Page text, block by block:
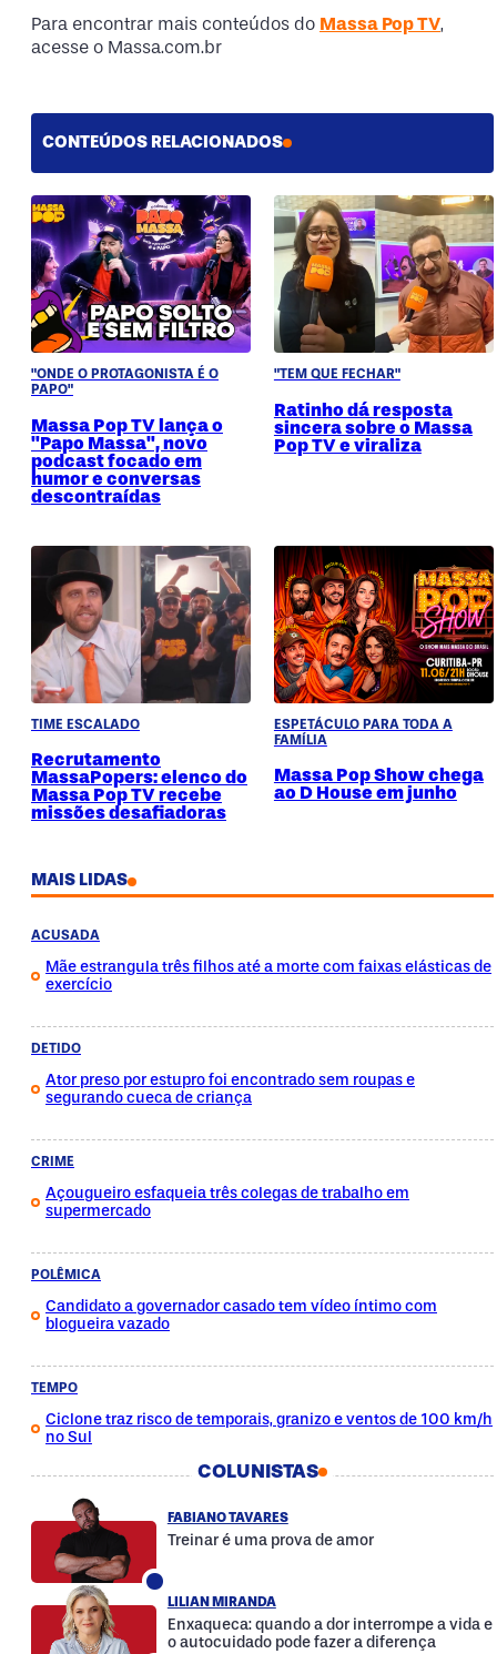
Para encontrar mais conteúdos do Massa Pop TV,
acesse o Massa.com.br
CONTEÚDOS RELACIONADOS
"ONDE O PROTAGONISTA É O
PAPO"
Massa Pop TV lança o
"Papo Massa", novo
podcast focado em
humor e conversas
descontraídas
"TEM QUE FECHAR"
Ratinho dá resposta
sincera sobre o Massa
Pop TV e viraliza
TIME ESCALADO
Recrutamento
MassaPopers: elenco do
Massa Pop TV recebe
missões desafiadoras
ESPETÁCULO PARA TODA A
FAMÍLIA
Massa Pop Show chega
ao D House em junho
MAIS LIDAS
ACUSADA
Mãe estrangula três filhos até a morte com faixas elásticas de
exercício
DETIDO
Ator preso por estupro foi encontrado sem roupas e
segurando cueca de criança
CRIME
Açougueiro esfaqueia três colegas de trabalho em
supermercado
POLÊMICA
Candidato a governador casado tem vídeo íntimo com
blogueira vazado
TEMPO
Ciclone traz risco de temporais, granizo e ventos de 100 km/h
no Sul
COLUNISTAS
FABIANO TAVARES
Treinar é uma prova de amor
LILIAN MIRANDA
Enxaqueca: quando a dor interrompe a vida e
o autocuidado pode fazer a diferença